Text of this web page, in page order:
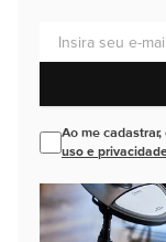
Ao me
uso e